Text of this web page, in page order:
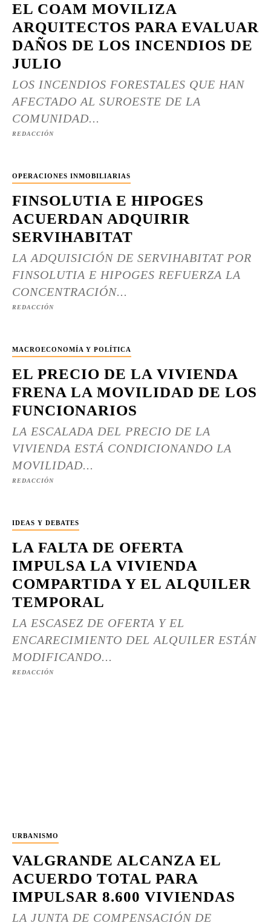
EL COAM MOVILIZA
ARQUITECTOS PARA EVALUAR
DAÑOS DE LOS INCENDIOS DE
JULIO
LOS INCENDIOS FORESTALES QUE HAN
AFECTADO AL SUROESTE DE LA
COMUNIDAD...
REDACCIÓN
OPERACIONES INMOBILIARIAS
FINSOLUTIA E HIPOGES
ACUERDAN ADQUIRIR
SERVIHABITAT
LA ADQUISICIÓN DE SERVIHABITAT POR
FINSOLUTIA E HIPOGES REFUERZA LA
CONCENTRACIÓN...
REDACCIÓN
MACROECONOMÍA Y POLÍTICA
EL PRECIO DE LA VIVIENDA
FRENA LA MOVILIDAD DE LOS
FUNCIONARIOS
LA ESCALADA DEL PRECIO DE LA
VIVIENDA ESTÁ CONDICIONANDO LA
MOVILIDAD...
REDACCIÓN
IDEAS Y DEBATES
LA FALTA DE OFERTA
IMPULSA LA VIVIENDA
COMPARTIDA Y EL ALQUILER
TEMPORAL
LA ESCASEZ DE OFERTA Y EL
ENCARECIMIENTO DEL ALQUILER ESTÁN
MODIFICANDO...
REDACCIÓN
URBANISMO
VALGRANDE ALCANZA EL
ACUERDO TOTAL PARA
IMPULSAR 8.600 VIVIENDAS
LA JUNTA DE COMPENSACIÓN DE